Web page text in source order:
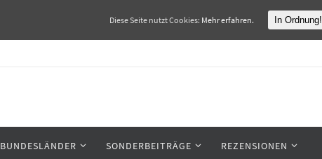
BUNDESLÄNDER SONDERBEITRÄGE REZENSIONEN
Diese Seite nutzt Cookies: Mehr erfahren. In Ordnung!